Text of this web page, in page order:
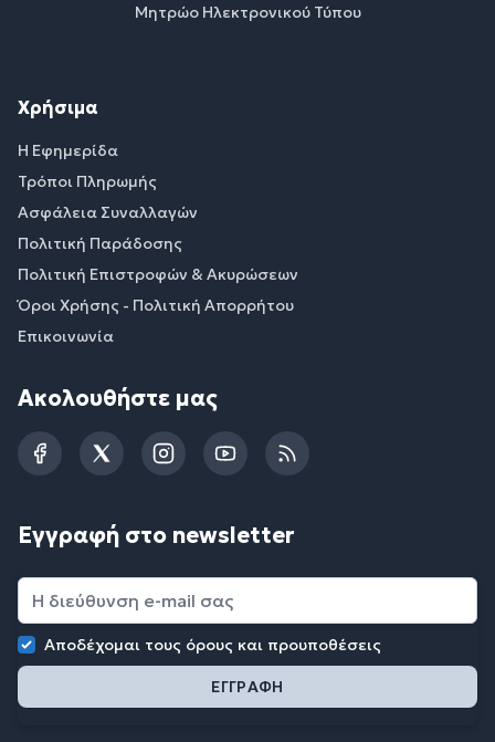
Μητρώο Ηλεκτρονικού Τύπου
Χρήσιμα
Η Εφημερίδα
Τρόποι Πληρωμής
Ασφάλεια Συναλλαγών
Πολιτική Παράδοσης
Πολιτική Επιστροφών & Ακυρώσεων
Όροι Χρήσης - Πολιτική Απορρήτου
Επικοινωνία
Ακολουθήστε μας
FacebookTwitterInstagramYouTubeRSS
Εγγραφή στο newsletter
Αποδέχομαι τους όρους και προυποθέσεις